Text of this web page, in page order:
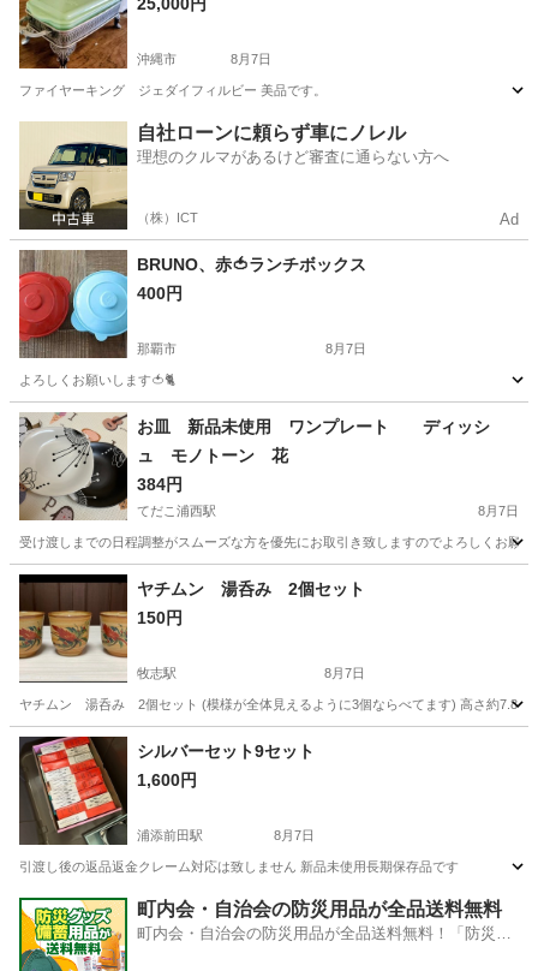
沖縄市 8月7日
ファイヤーキング ジェダイフィルビー 美品です。
食器
自社ローンに頼らず車にノレル
理想のクルマがあるけど審査に通らない方へ
（株）ICT Ad
BRUNO、赤🍅ランチボックス
400円
那覇市 8月7日
よろしくお願いします🍅🐈
沖縄 那覇市 その他 東急ハンズ
お皿 新品未使用 ワンプレート ディッシ
ュ モノトーン 花
384円
てだこ浦西駅 8月7日
受け渡しまでの日程調整がスムーズな方を優先にお取引き致しますのでよろしくお
沖縄 うるま市 てだこ浦西駅 素人
ヤチムン 湯呑み 2個セット
150円
牧志駅 8月7日
ヤチムン 湯呑み 2個セット (模様が全体見えるように3個ならべてます) 高さ約7.8㎝
沖縄 那覇市 牧志駅 食器 湯呑み
シルバーセット9セット
1,600円
浦添前田駅 8月7日
引渡し後の返品返金クレーム対応は致しません 新品未使用長期保存品です
沖縄 浦添市 浦添前田駅 食器 セット
町内会・自治会の防災用品が全品送料無料
町内会・自治会の防災用品が全品送料無料！「防災備